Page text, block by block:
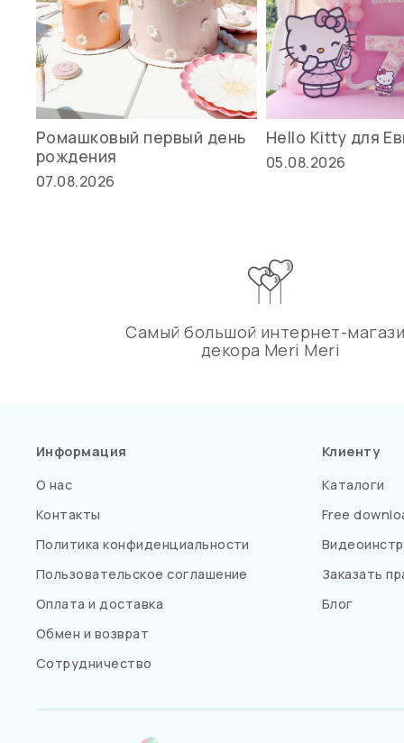
Ромашковый первый день
рождения
07.08.2026
Hello Kitty для
05.08.2026
Самый большой интернет-
декора Meri Meri
Информация
О нас
Контакты
Политика конфиденциальности
Пользовательское соглашение
Оплата и доставка
Обмен и возврат
Сотрудничество
Клиенту
Каталоги
Free
Заказать
Блог